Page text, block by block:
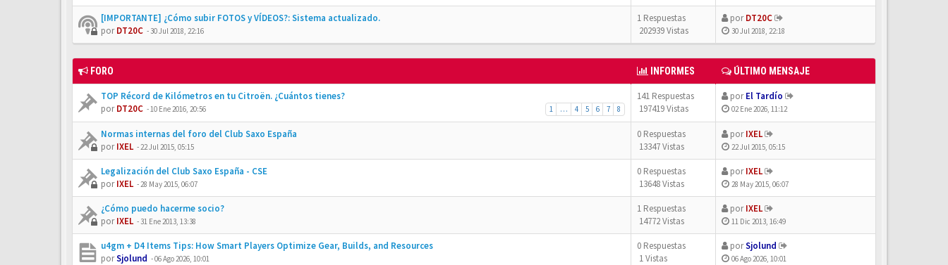
[IMPORTANTE] ¿Cómo subir FOTOS y VÍDEOS?: Sistema actualizado.
porDT20C - 30 Jul 2018, 22:16
1 Respuestas
202939 Vistas
porDT20C
30 Jul 2018, 22:18
FORO INFORMES ÚLTIMO MENSAJE
TOP Récord de Kilómetros en tu Citroën. ¿Cuántos tienes?
1 … 4 5 6 7 8
porDT20C -10 Ene 2016, 20:56
141 Respuestas
197419 Vistas
porEl Tardío
02 Ene 2026, 11:12
Normas internas del foro del Club Saxo España
porIXEL -22 Jul 2015, 05:15
0 Respuestas
13347 Vistas
porIXEL
22 Jul 2015, 05:15
Legalización del Club Saxo España - CSE
porIXEL -28 May 2015, 06:07
0 Respuestas
13648 Vistas
porIXEL
28 May 2015, 06:07
¿Cómo puedo hacerme socio?
porIXEL - 31 Ene 2013, 13:38
1 Respuestas
14772 Vistas
porIXEL
11 Dic 2013, 16:49
u4gm + D4 Items Tips: How Smart Players Optimize Gear, Builds, and Resources
porSjolund -06 Ago 2026, 10:01
0 Respuestas
1 Vistas
porSjolund
06 Ago 2026, 10:01